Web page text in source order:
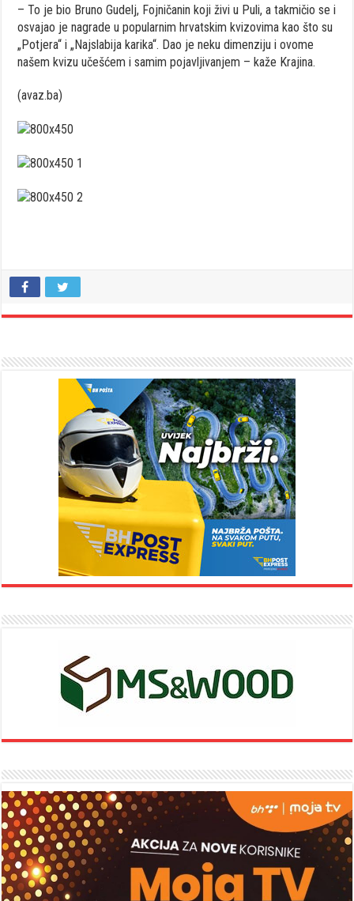
– To je bio Bruno Gudelj, Fojničanin koji živi u Puli, a takmičio se i
osvajao je nagrade u popularnim hrvatskim kvizovima kao što su
„Potjera“ i „Najslabija karika“. Dao je neku dimenziju i ovome
našem kvizu učešćem i samim pojavljivanjem – kaže Krajina.
(avaz.ba)